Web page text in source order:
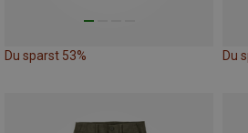
Du sparst 53% Du